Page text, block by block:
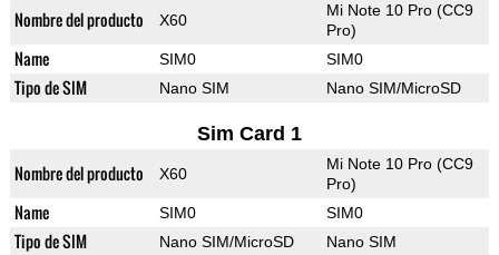
Nombre del producto X60
Mi Note 10 Pro (CC9
Pro)
Name SIM0 SIM0
Tipo de SIM Nano SIM Nano SIM/MicroSD
Sim Card 1
Nombre del producto X60
Mi Note 10 Pro (CC9
Pro)
Name SIM0 SIM0
Tipo de SIM Nano SIM/MicroSD Nano SIM